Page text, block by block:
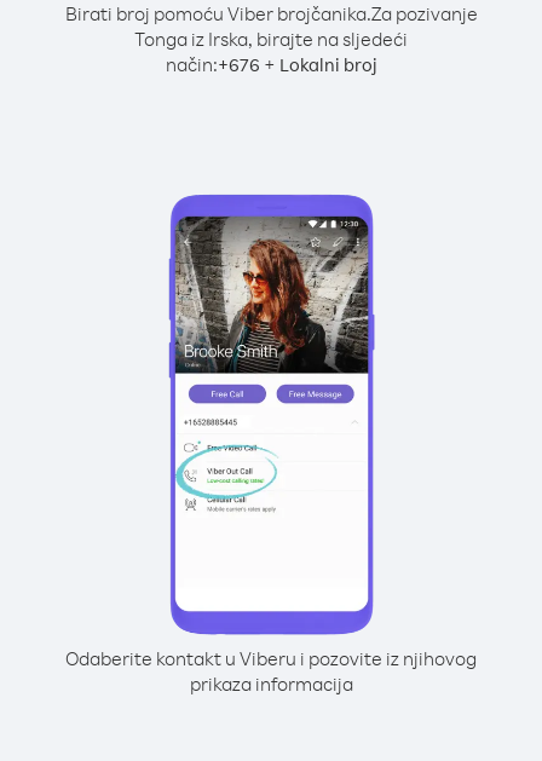
Birati broj pomoću Viber brojčanika.Za pozivanje
Tonga iz Irska, birajte na sljedeći
način:+676 + Lokalni broj
Odaberite kontakt u Viberu i pozovite iz njihovog
prikaza informacija